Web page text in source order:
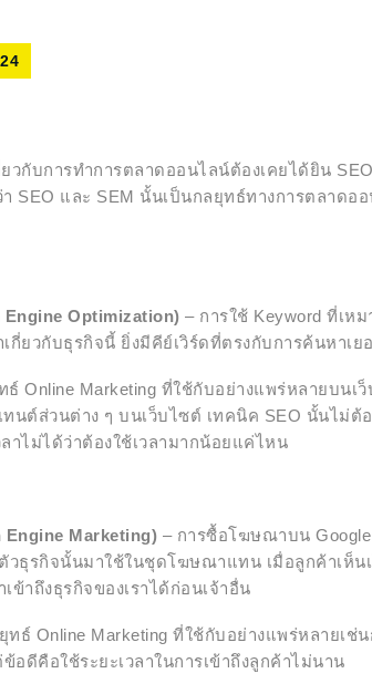
ยวกับการทำการตลาดออนไลน์ต้องเคยได้ยิน
า SEO และ SEM นั้นเป็นกลยุทธ์ทางการตลาด
Engine Optimization) – การใช้ Keyword ที่เห
เกี่ยวกับธุรกิจนี้ ยิ่งมีคีย์เวิร์ดที่ตรงกับการค้นหาเ
ธ์ Online Marketing ที่ใช้กับอย่างแพร่หลายบน
นต์ส่วนต่าง ๆ บนเว็บไซต์ เทคนิค SEO นั้นไม่ต้อ
ลาไม่ได้ว่าต้องใช้เวลามากน้อยแค่ไหน
Engine Marketing) – การซื้อโฆษณาบน
วธุรกิจนั้นมาใช้ในชุดโฆษณาแทน เมื่อลูกค้าเห็น
ข้าถึงธุรกิจของเราได้ก่อนเจ้าอื่น
ทธ์ Online Marketing ที่ใช้กับอย่างแพร่หลายเ
ดีคือใช้ระยะเวลาในการเข้าถึงลูกค้าไม่นาน